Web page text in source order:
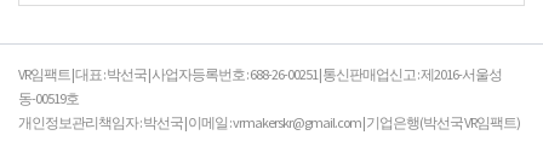
VR임팩트 | 대표 : 박선국 | 사업자등록번호 : 688-26-00251 | 통신판매업신고 : 제2016-서울성
동-00519호
개인정보관리책임자 : 박선국 | 이메일 : vrmakerskr@gmail.com | 기업은행(박선국 VR임팩트)